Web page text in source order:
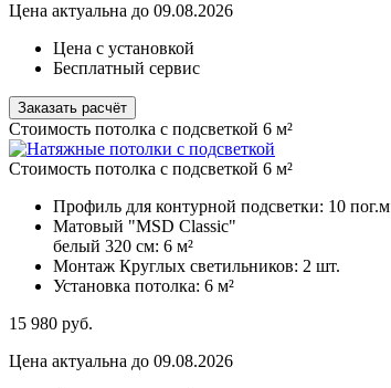
Цена актуальна до 09.08.2026
Цена с установкой
Бесплатный сервис
Заказать расчёт
Стоимость потолка с подсветкой 6 м²
Стоимость потолка с подсветкой 6 м²
Профиль для контурной подсветки: 10 пог.м
Матовый "MSD Classic"
белый 320 см: 6 м²
Монтаж Круглых светильников: 2 шт.
Установка потолка: 6 м²
15 980 руб.
Цена актуальна до 09.08.2026